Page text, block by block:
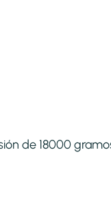
de 18000